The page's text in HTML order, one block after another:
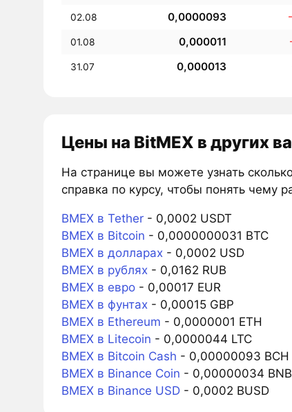
02.08 0,0000093
01.08 0,000011
31.07 0,000013
Цены на BitMEX в других
На странице вы можете узнать
справка по курсу, чтобы понять чему
BMEX в Tether- 0,0002 USDT
BMEX в Bitcoin - 0,0000000031 BTC
BMEX в долларах- 0,0002 USD
BMEX в рублях- 0,0162 RUB
BMEX в евро- 0,00017 EUR
BMEX в фунтах- 0,00015 GBP
BMEX в Ethereum - 0,0000001 ETH
BMEX в Litecoin - 0,0000044 LTC
BMEX в Bitcoin Cash - 0,00000093 BCH
BMEX в Binance Coin - 0,00000034 BNB
BMEX в Binance USD- 0,0002 BUSD